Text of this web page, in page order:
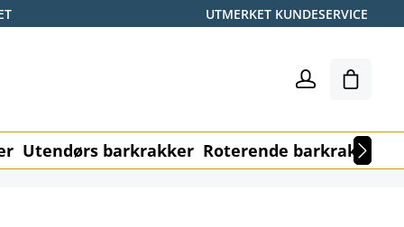
UTMERKET KUNDESERVICE
Utendørs barkrakker Roterende barkrakker